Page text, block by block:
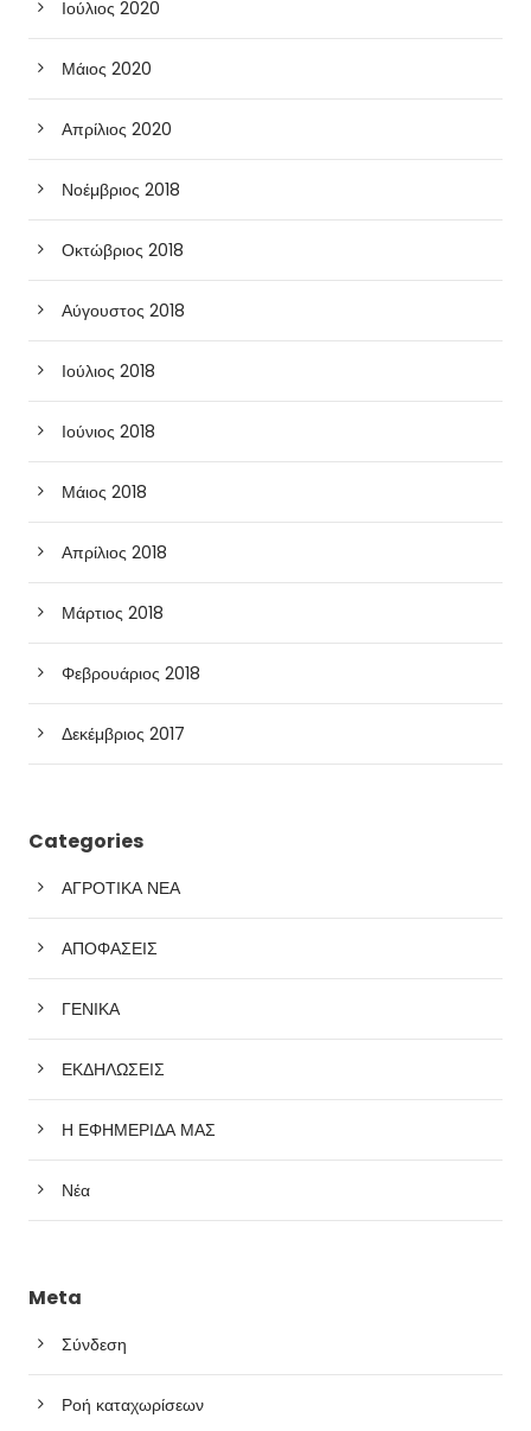
Ιούλιος 2020
Μάιος 2020
Απρίλιος 2020
Νοέμβριος 2018
Οκτώβριος 2018
Αύγουστος 2018
Ιούλιος 2018
Ιούνιος 2018
Μάιος 2018
Απρίλιος 2018
Μάρτιος 2018
Φεβρουάριος 2018
Δεκέμβριος 2017
Categories
ΑΓΡΟΤΙΚΑ ΝΕΑ
ΑΠΟΦΑΣΕΙΣ
ΓΕΝΙΚΑ
ΕΚΔΗΛΩΣΕΙΣ
Η ΕΦΗΜΕΡΙΔΑ ΜΑΣ
Νέα
Meta
Σύνδεση
Ροή καταχωρίσεων